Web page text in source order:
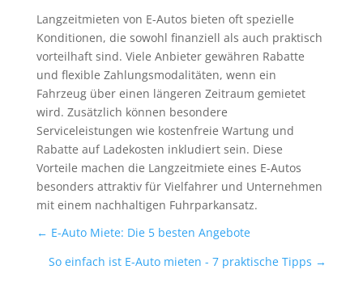
Langzeitmieten von E-Autos bieten oft spezielle
Konditionen, die sowohl finanziell als auch praktisch
vorteilhaft sind. Viele Anbieter gewähren Rabatte
und flexible Zahlungsmodalitäten, wenn ein
Fahrzeug über einen längeren Zeitraum gemietet
wird. Zusätzlich können besondere
Serviceleistungen wie kostenfreie Wartung und
Rabatte auf Ladekosten inkludiert sein. Diese
Vorteile machen die Langzeitmiete eines E-Autos
besonders attraktiv für Vielfahrer und Unternehmen
mit einem nachhaltigen Fuhrparkansatz.
← E-Auto Miete: Die 5 besten Angebote
So einfach ist E-Auto mieten - 7 praktische Tipps →